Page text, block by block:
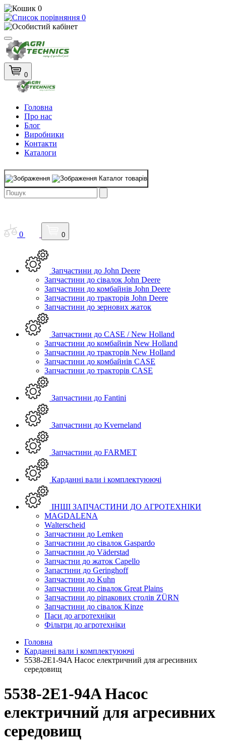
0
0
0
Головна
Про нас
Блог
Виробники
Контакти
Каталоги
Каталог товарів
0 0
Запчастини до John Deere
Запчастини до сівалок John Deere
Запчастини до комбайнів John Deere
Запчастини до тракторів John Deere
Запчастини до зернових жаток
Запчастини до CASE / New Holland
Запчастини до комбайнів New Holland
Запчастини до тракторів New Holland
Запчастини до комбайнів CASE
Запчастини до тракторів CASE
Запчастини до Fantini
Запчастини до Kverneland
Запчастини до FARMET
Карданні вали і комплектуюючі
ІНШІ ЗАПЧАСТИНИ ДО АГРОТЕХНІКИ
MAGDALENA
Walterscheid
Запчастини до Lemken
Запчастини до сівалок Gaspardo
Запчастини до Väderstad
Запчастни до жаток Capello
Запастини до Geringhoff
Запчастини до Kuhn
Запчастини до сівалок Great Plains
Запчастини до ріпакових столів ZÜRN
Запчастини до сівалок Kinze
Паси до агротехніки
Фільтри до агротехніки
Головна
Карданні вали і комплектуюючі
5538-2E1-94A Насос електричний для агресивних
середовищ
5538-2E1-94A Насос
електричний для агресивних
середовищ